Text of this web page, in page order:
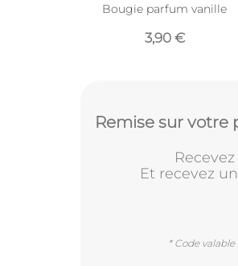
Bougie parfum vanille
3,90 €
Remise sur votre
Et recevez
* Code